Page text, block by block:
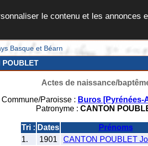
le contenu et les annonces
Basque et Béarn
POUBLET
Actes de naissance/
Commune/Paroisse : Buros [Pyrénées-
Patronyme : CANTON
Tri : Dates
Prénoms
1.
1901 CANTON POUBLET